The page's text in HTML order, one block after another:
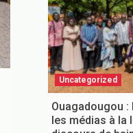
Uncategorized
Ouagadougou :
les médias à la